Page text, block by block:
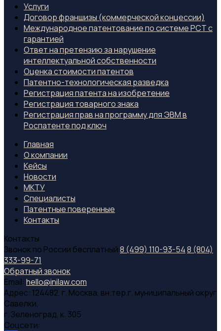
Услуги
Договор франшизы (коммерческой концессии)
Международное патентование по системе PCT с
гарантией
Ответ на претензию за нарушение
интеллектуальной собственности
Оценка стоимости патентов
Патентно-технологическая разведка
Регистрация патента на изобретение
Регистрация товарного знака
Регистрация прав на программу для ЭВМ в
Роспатенте под ключ
Главная
О компании
Кейсы
Новости
МКТУ
Специалиcты
Патентные поверенные
Контакты
Контакты
Звонок по России бесплатный8 (499) 110-93-548 (804)
333-99-71
Обратный звонок
Email: hello@inilaw.com
Адрес: 124482, г. Москва, вн.тер.г. муниципальный округ
Савелки,
г. Зеленоград, к. 305
Соцсети: